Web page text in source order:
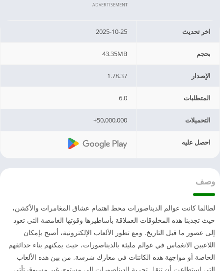
ADVERTISEMENT
اخر تحديث 2025-10-25
بحجم 43.35MB
الإصدار 1.78.37
المتطلبات 6.0
التحميلات 50,000,000+
احصل عليه
وصف
لطالما كانت عوالم الديناصورات محط اهتمام عشاق المغامرات والأكشن،
حيث تجذبنا هذه المخلوقات العملاقة بأساطيرها وقوتها الغامضة التي تعود
إلى عصور ما قبل التاريخ. ومع تطور الألعاب الإلكترونية، أصبح بإمكان
اللاعبين الانغماس في عوالم مليئة بالديناصورات، حيث يمكنهم بناء حدائقهم
الخاصة أو مواجهة هذه الكائنات في معارك شرسة. من بين هذه الألعاب
التي استطاعت أن تنقل تجربة الديناصورات إلى مستوى غير مسبوق تأتي